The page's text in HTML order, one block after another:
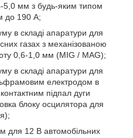
5,0 мм з будь-яким типом
до 190 А;
в складі апаратури для
газах з механізованою
0,6-1,0 мм (MIG / MAG);
в складі апаратури для
електродом в
підпал дуги
блоку осцилятора для
для 12 В автомобільних